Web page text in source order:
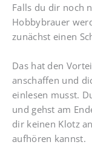
Falls du dir noch
Hobbybrauer
zunächst einen
Das hat den
anschaffen und
einlesen musst.
und gehst am
dir keinen Klotz
aufhören kannst.